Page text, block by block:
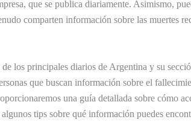
que se publica diariamente. Asimismo,
comparten información sobre las muertes
los principales diarios de Argentina y su
que buscan información sobre el
una guía detallada sobre cómo
tips sobre qué información puedes